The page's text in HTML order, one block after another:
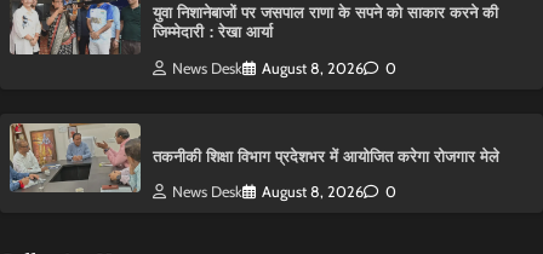
युवा निशानेबाजों पर जसपाल राणा के सपने को साकार करने की
जिम्मेदारी : रेखा आर्या
News Desk August 8, 2026 0
तकनीकी शिक्षा विभाग प्रदेशभर में आयोजित करेगा रोजगार मेले
News Desk August 8, 2026 0